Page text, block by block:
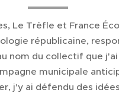
Le Trèfle et France
républicaine,
nom du collectif que
municipale
j'y ai défendu des